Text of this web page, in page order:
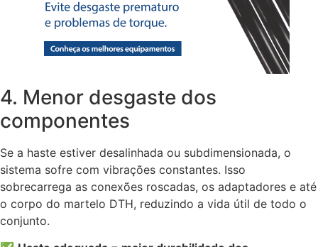
4. Menor desgaste dos
componentes
Se a haste estiver desalinhada ou subdimensionada, o
sistema sofre com vibrações constantes. Isso
sobrecarrega as conexões roscadas, os adaptadores e até
o corpo do martelo DTH, reduzindo a vida útil de todo o
conjunto.